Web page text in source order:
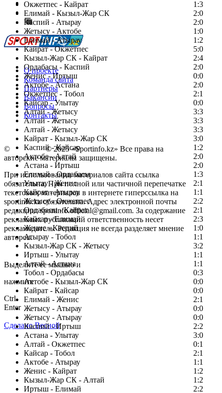
Окжетпес - Кайрат
1:3
Елимай - Кызыл-Жар СК
2:0
Каспий - Атырау
2:0
Жетысу - Актобе
1:0
Елимай - Атырау
1:2
Кайрат - Окжетпес
5:0
Кызыл-Жар СК - Кайрат
2:4
Ордабасы - Каспий
2:0
Женис - Иртыш
0:0
Актобе - Астана
2:0
Окжетпес - Тобол
2:1
Кайсар - Улытау
0:0
Алтай - Жетысу
3:3
Алтай - Жетысу
3:3
Алтай - Жетысу
3:3
Кайрат - Кызыл-Жар СК
3:0
Каспий - Кайсар
1:2
Актобе - Алтай
2:0
Астана - Иртыш
2:0
Елимай - Ордабасы
1:3
Улытау - Женис
2:1
Кайрат - Атырау
1:1
Жетысу - Окжетпес
2:2
Ордабасы - Кайрат
2:1
Кайсар - Елимай
2:3
Женис - Каспий
1:0
Атырау - Тобол
1:1
Кызыл-Жар СК - Жетысу
3:2
Иртыш - Улытау
1:1
Алтай - Астана
1:1
Тобол - Ордабасы
0:3
Актобе - Кызыл-Жар СК
0:0
Кайрат - Кайсар
0:0
Елимай - Женис
2:1
Жетысу - Атырау
0:0
Жетысу - Атырау
0:0
Каспий - Иртыш
2:2
Астана - Улытау
3:0
Алтай - Окжетпес
0:1
Кайсар - Тобол
2:1
Актобе - Атырау
1:1
Женис - Кайрат
1:2
Кызыл-Жар СК - Алтай
1:2
Иртыш - Елимай
2:2
Есть идея?
Сообщить о мероприятии
Перейти на старый сайт
О проекте
Команда сайта
Партнеры
Вакансии
Вопросы
Контакты
© Copyright© 2025 «Sportinfo.kz» Все права на
авторские материалы защищены.
При использовании материалов сайта ссылка
обязательна. При полной или частичной перепечатке
текстовых материалов в интернете гиперссылка на
sportinfo.kz обязательна. Адрес электронной почты
редакции: sportinfo.official@gmail.com. За содержание
рекламных публикаций ответственность несет
рекламодатель. Редакция не всегда разделяет мнение
авторов.
Заметили ошибку в тексте?
Выделите ее мышью и
нажмите
Ctrl
Enter
Сделано Весной